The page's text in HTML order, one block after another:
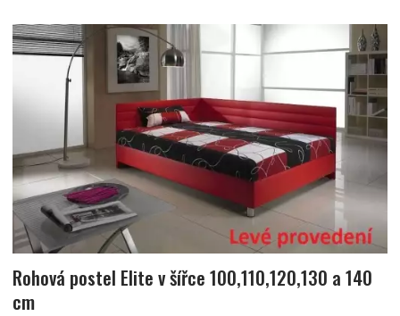
Rohová postel Elite v šířce 100,110,120,130 a 140
cm